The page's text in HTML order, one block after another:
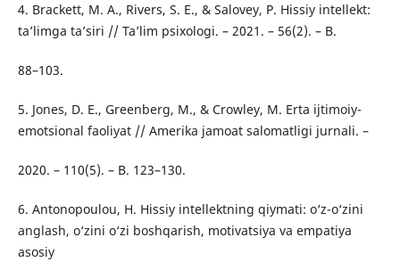
4. Brackett, M. A., Rivers, S. E., & Salovey, P. Hissiy intellekt:
ta’limga ta’siri // Ta’lim psixologi. – 2021. – 56(2). – B.
88–103.
5. Jones, D. E., Greenberg, M., & Crowley, M. Erta ijtimoiy-
emotsional faoliyat // Amerika jamoat salomatligi jurnali. –
2020. – 110(5). – B. 123–130.
6. Antonopoulou, H. Hissiy intellektning qiymati: o‘z-o‘zini
anglash, o‘zini o‘zi boshqarish, motivatsiya va empatiya
asosiy